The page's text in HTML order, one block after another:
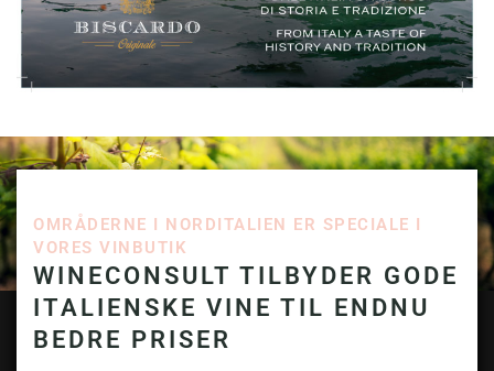
OMRÅDERNE I NORDITALIEN ER SPECIALE I
VORES VINBUTIK
WINECONSULT TILBYDER GODE
ITALIENSKE VINE TIL ENDNU
BEDRE PRISER